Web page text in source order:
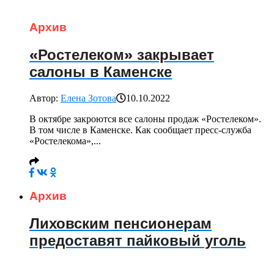
Архив
«Ростелеком» закрывает
салоны в Каменске
Автор: Елена Зотова
10.10.2022
В октябре закроются все салоны продаж «Ростелеком».
В том числе в Каменске. Как сообщает пресс-служба
«Ростелекома»,...
Архив
Лиховским пенсионерам
предоставят пайковый уголь